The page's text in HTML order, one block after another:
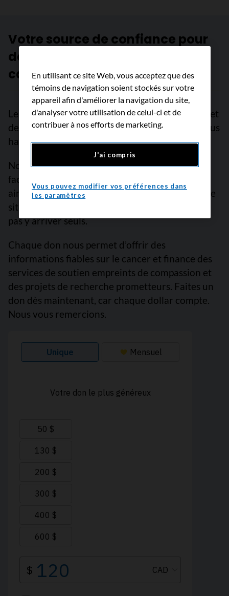
Votre source de confiance pour
des informations fiables sur le
cancer
Le soutien des lecteurs comme vous nous permet
de continuer à fournir des informations de la plus
haute qualité sur plus de 100 types de cancer.
Nous sommes là pour vous garantir un accès
facile à des informations fiables sur le cancer,
ainsi qu’aux millions de personnes qui visitent ce
site Web chaque année. Mais nous ne pouvons
pas y arriver seuls.
Chaque don nous permet d’offrir des
informations fiables sur le cancer et finance des
services de soutien empreints de compassion et
des projets de recherche prometteurs. Faites un
don dès maintenant, car chaque dollar compte.
Nous vous remercions.
En utilisant ce site Web, vous acceptez que des
témoins de navigation soient stockés sur votre
appareil afin d'améliorer la navigation du site,
d'analyser votre utilisation de celui-ci et de
contribuer à nos efforts de marketing.
J'ai compris
Vous pouvez modifier vos préférences dans
les paramètres